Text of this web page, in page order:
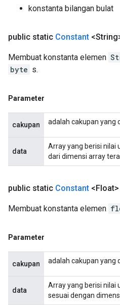
konstanta bilangan bulat
public static Constant
Membuat konstanta elemen
byte s.
Parameter
cakupan adalah cakupan yang
data
Array yang berisi nilai
dari dimensi array
public static Constant <Float>
Membuat konstanta elemen
Parameter
cakupan adalah cakupan yang
data
Array yang berisi nilai
sesuai dengan